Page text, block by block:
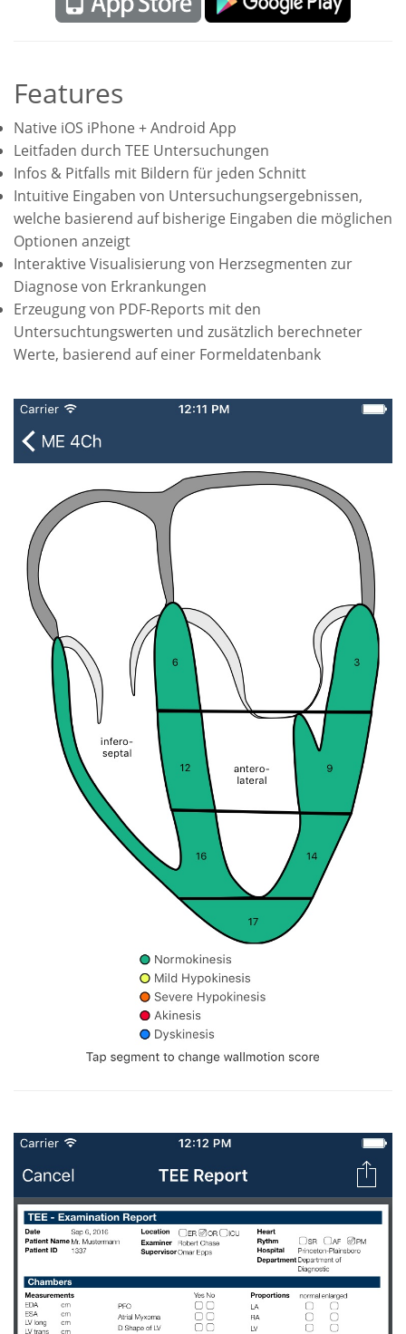
Features
Native iOS iPhone + Android App
Leitfaden durch TEE Untersuchungen
Infos & Pitfalls mit Bildern für jeden Schnitt
Intuitive Eingaben von Untersuchungsergebnissen,
welche basierend auf bisherige Eingaben die möglichen
Optionen anzeigt
Interaktive Visualisierung von Herzsegmenten zur
Diagnose von Erkrankungen
Erzeugung von PDF-Reports mit den
Untersuchtungswerten und zusätzlich berechneter
Werte, basierend auf einer Formeldatenbank